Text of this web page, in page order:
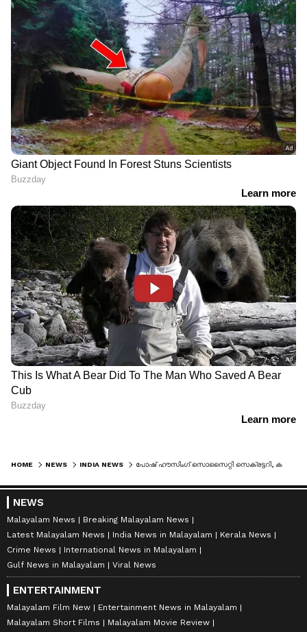
HOME NEWS INDIA NEWS
NEWS
Malayalam News
Breaking Malayalam News
Latest Malayalam News
India News in Malayalam
Kerala News
Crime News
International News in Malayalam
Gulf News in Malayalam
Viral News
ENTERTAINMENT
Malayalam Film New
Entertainment News in Malayalam
Malayalam Short Films
Malayalam Movie Review